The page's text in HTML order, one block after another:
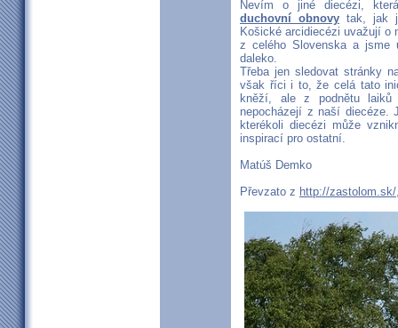
Nevím o jiné diecézi,
duchovní obnovy tak, jak
Košické arcidiecézi uvažují o
z celého Slovenska a jsme
daleko.
Třeba jen sledovat stránky
však říci i to, že celá tato
kněží, ale z podnětu laiků
nepocházejí z naší diecéze.
kterékoli diecézi může
inspirací pro ostatní.
Matúš Demko
Převzato z http://zastolom.sk/